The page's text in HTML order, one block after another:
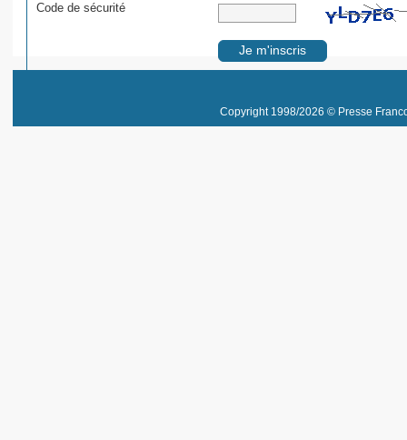
Code de sécurité
Copyright 1998/2026 © Presse